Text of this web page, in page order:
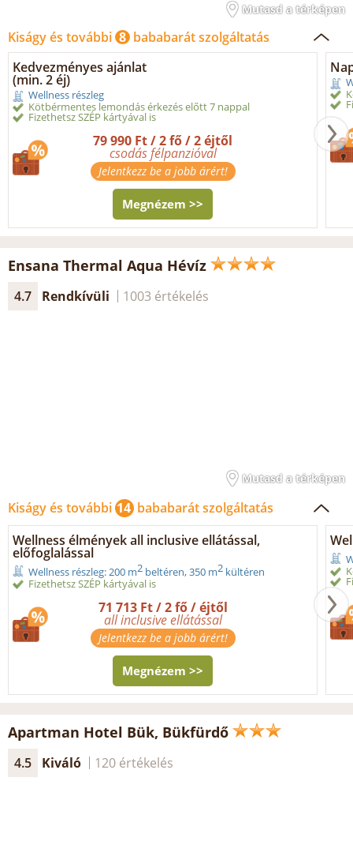
Mutasd a térképen
Kiságy és további 8 bababarát szolgáltatás
Kedvezményes ajánlat
(min. 2 éj)
Wellness részleg
Kötbérmentes lemondás érkezés előtt 7 nappal
Fizethetsz SZÉP kártyával is
79 990 Ft / 2 fő / 2 éjtől
csodás félpanzióval
Jelentkezz be a jobb árért!
Megnézem >>
Ensana Thermal Aqua Hévíz
4.7 Rendkívüli 1003 értékelés
Mutasd a térképen
Kiságy és további 14 bababarát szolgáltatás
Wellness élmények all inclusive ellátással,
előfoglalással
Wellness részleg: 200 m2 beltéren, 350 m2 kültéren
Fizethetsz SZÉP kártyával is
71 713 Ft / 2 fő / éjtől
all inclusive ellátással
Jelentkezz be a jobb árért!
Megnézem >>
Apartman Hotel Bük, Bükfürdő
4.5 Kiváló 120 értékelés